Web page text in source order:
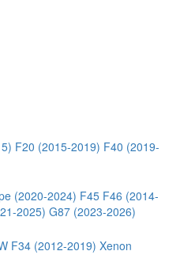
F20 (2015-2019) F40 (2019-
(2020-2024) F45 F46 (2014-
2025) G87 (2023-2026)
F34 (2012-2019) Xenon